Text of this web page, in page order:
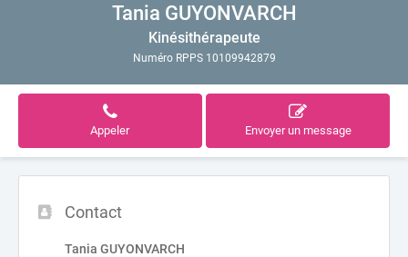
Tania GUYONVARCH
Kinésithérapeute
Numéro RPPS 10109942879
Appeler Envoyer un message
Contact
Tania GUYONVARCH